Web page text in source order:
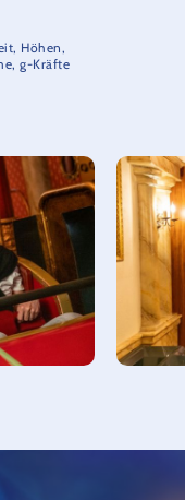
Oberschenkel- und
nicht befördert
Höhen,
g-Kräfte